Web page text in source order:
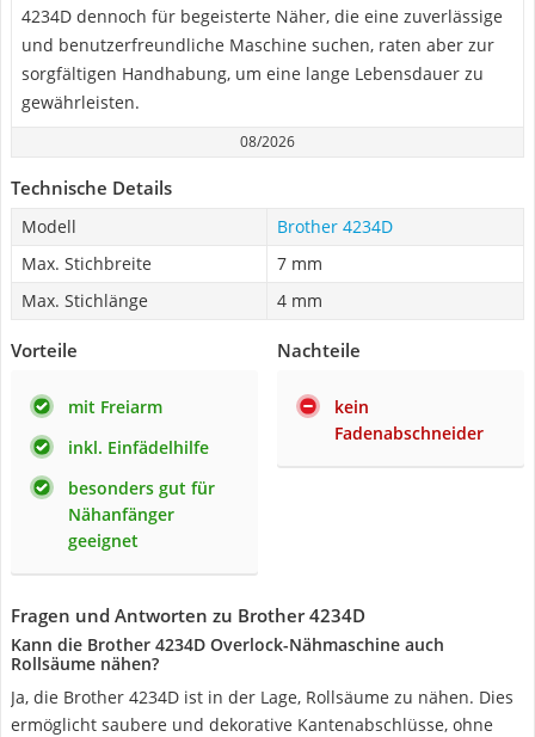
4234D dennoch für begeisterte Näher, die eine zuverlässige
und benutzerfreundliche Maschine suchen, raten aber zur
sorgfältigen Handhabung, um eine lange Lebensdauer zu
gewährleisten.
08/2026
Technische Details
Modell
Brother 4234D
Max. Stichbreite
7 mm
Max. Stichlänge
4 mm
Vorteile
mit Freiarm
inkl. Einfädelhilfe
besonders gut für
Nähanfänger
geeignet
Nachteile
kein
Fadenabschneider
Fragen und Antworten zu Brother 4234D
Kann die Brother 4234D Overlock-Nähmaschine auch
Rollsäume nähen?
Ja, die Brother 4234D ist in der Lage, Rollsäume zu nähen. Dies
ermöglicht saubere und dekorative Kantenabschlüsse, ohne